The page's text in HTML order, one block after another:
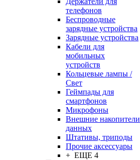
телефонов
Беспроводные
зарядные устройства
Зарядные устройства
Кабели для
мобильных
устройств
Кольцевые лампы /
Свет
Геймпады для
смартфонов
Микрофоны
Внешние накопители
данных
Штативы, триподы
Прочие аксессуары
+ ЕЩЕ 4